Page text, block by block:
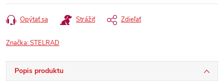
Opýtať sa Strážiť Zdieľať
Značka:STELRAD
Popis produktu